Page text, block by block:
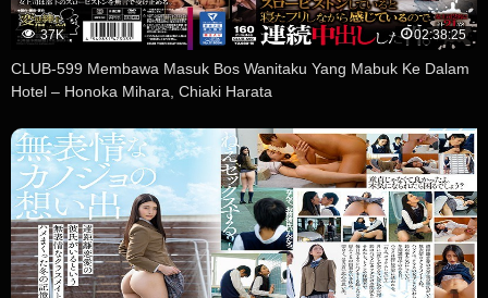
37K 02:38:25
CLUB-599 Membawa Masuk Bos Wanitaku Yang Mabuk Ke Dalam
Hotel – Honoka Mihara, Chiaki Harata